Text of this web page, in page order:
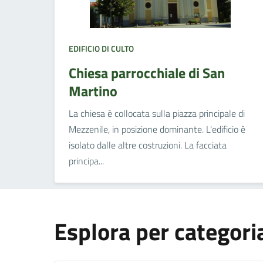
EDIFICIO DI CULTO
Chiesa parrocchiale di San
Martino
La chiesa è collocata sulla piazza principale di
Mezzenile, in posizione dominante. L'edificio è
isolato dalle altre costruzioni. La facciata
principa...
Esplora per